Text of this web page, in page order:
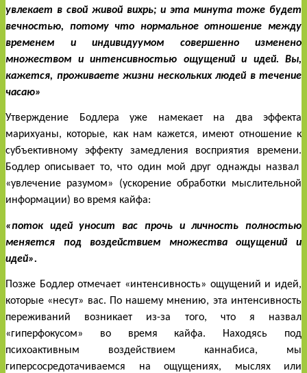
увлекает в свой живой вихрь; и эта минута тоже будет
вечностью, потому что нормальное отношение между
временем и индивидуумом совершенно изменено
множеством и интенсивностью ощущений и идей. Вы,
кажется, проживаете жизни нескольких людей в течение
часаю»
Утверждение Бодлера уже намекает на два эффекта
марихуаны, которые, как нам кажется, имеют отношение к
субъективному эффекту замедления восприятия времени.
Бодлер описывает то, что один мой друг однажды назвал
«увлечение разумом» (ускорение обработки мыслительной
информации) во время кайфа:
«поток идей уносит вас прочь и личность полностью
меняется под воздействием множества ощущений и
идей».
Позже Бодлер отмечает «интенсивность» ощущений и идей,
которые «несут» вас. По нашему мнению, эта интенсивность
переживаний возникает из-за того, что я назвал
«гиперфокусом» во время кайфа. Находясь под
психоактивным воздействием каннабиса, мы
гиперсосредотачиваемся на ощущениях, мыслях или